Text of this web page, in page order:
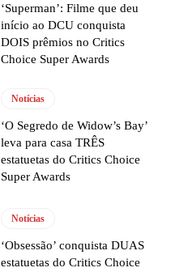
‘Superman’: Filme que deu
início ao DCU conquista
DOIS prêmios no Critics
Choice Super Awards
Notícias
‘O Segredo de Widow’s Bay’
leva para casa TRÊS
estatuetas do Critics Choice
Super Awards
Notícias
‘Obsessão’ conquista DUAS
estatuetas do Critics Choice